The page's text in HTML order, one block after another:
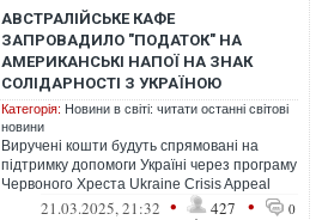
АВСТРАЛІЙСЬКЕ КАФЕ
ЗАПРОВАДИЛО "ПОДАТОК" НА
АМЕРИКАНСЬКІ НАПОЇ НА ЗНАК
СОЛІДАРНОСТІ З УКРАЇНОЮ
Категорія: Новини в світі: читати останні світові
новини
Виручені кошти будуть спрямовані на
підтримку допомоги Україні через програму
Червоного Хреста Ukraine Crisis Appeal
21.03.2025, 21:32 • 427 • 0